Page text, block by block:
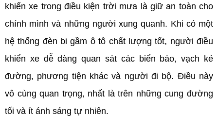
khiển xe trong điều kiện trời mưa là giữ an toàn cho
chính mình và những người xung quanh. Khi có một
hệ thống đèn bi gầm ô tô chất lượng tốt, người điều
khiển xe dễ dàng quan sát các biển báo, vạch kẻ
đường, phương tiện khác và người đi bộ. Điều này
vô cùng quan trọng, nhất là trên những cung đường
tối và ít ánh sáng tự nhiên.